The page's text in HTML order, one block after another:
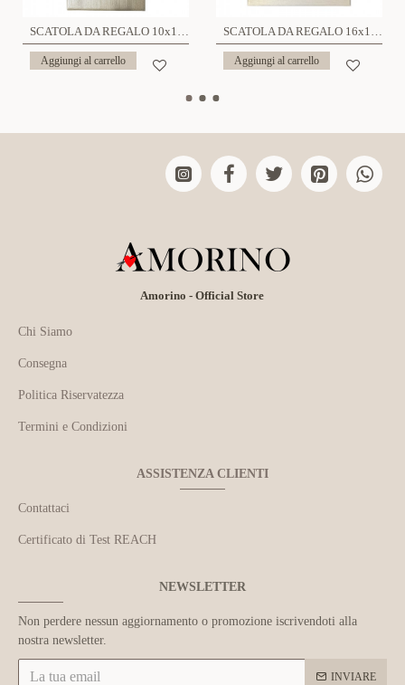
SCATOLA DA REGALO 10x10 - YP23256E754
Aggiungi al carrello
SCATOLA DA REGALO 16x12 - YP23308E753
Aggiungi al carrello
Amorino - Official Store
Chi Siamo
Consegna
Politica Riservatezza
Termini e Condizioni
ASSISTENZA CLIENTI
Contattaci
Certificato di Test REACH
NEWSLETTER
Non perdere nessun aggiornamento o promozione iscrivendoti alla
nostra newsletter.
INVIARE